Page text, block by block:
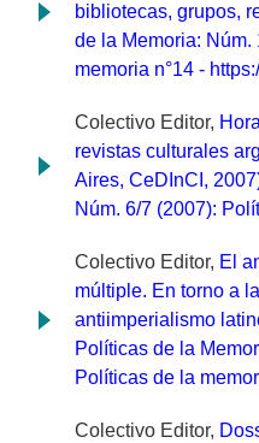
bibliotecas, grupos,
de la Memoria:
memoria n°14 -
Colectivo Editor,
revistas culturales
Aires, CeDInCI,
Núm. 6/7 (2007):
Colectivo Editor, El
múltiple. En torno a
antiimperialismo
Políticas de la
Políticas de la
Colectivo Editor,